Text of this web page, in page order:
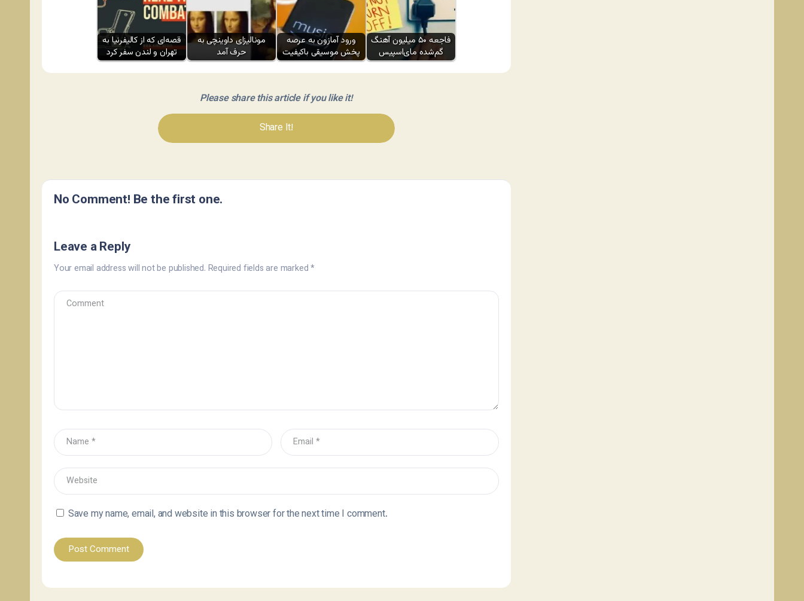
قصه‌ای که از کالیفرنیا به
تهران و لندن سفر کرد
مونالیزای داوینچی به
حرف آمد
ورود آمازون به عرصه
پخش موسیقی باکیفیت
فاجعه ۵۰ میلیون آهنگ
گم‌شده مای‌اسپیس
Please share this article if you like it!
Share It!
No Comment! Be the first one.
Leave a Reply
Your email address will not be published. Required fields are marked*
Save my name, email, and website in this browser for the next time I comment.